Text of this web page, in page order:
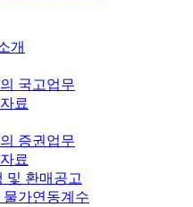
개
국고업무
료
증권업무
료
및 환매공고
물가연동계수